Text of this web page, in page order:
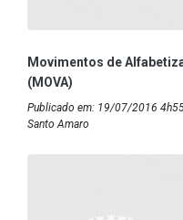
Movimentos de
(MOVA)
Publicado em: 19/07/2016
Santo Amaro